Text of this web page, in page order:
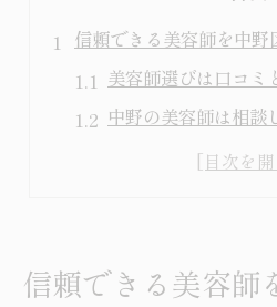
信頼できる美容師を中野
美容師選びは口コミ
中野の美容師は相談
評判の良い美容師が
評判の高い美容師が叶え
信頼できる美容師